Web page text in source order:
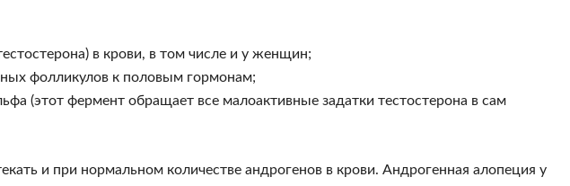
в крови, в том числе и у женщин;
фолликулов к половым гормонам;
(этот фермент обращает все малоактивные задатки тестостерона в сам
и при нормальном количестве андрогенов в крови. Андрогенная алопеция у